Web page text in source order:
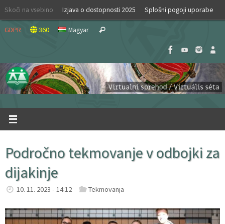
Skip
content
Skoči na vsebino Izjava o dostopnosti 2025 Splošni pogoji uporabe
GDPR 360 Magyar Search
Področno tekmovanje v odbojki za
dijakinje
10. 11. 2023 - 14:12 Tekmovanja